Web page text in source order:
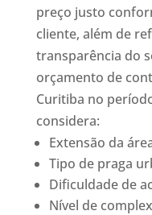
preço justo
cliente, além de
transparência do
orçamento de
Curitiba no
considera:
Extensão da
Tipo de praga
Dificuldade de
Nível de